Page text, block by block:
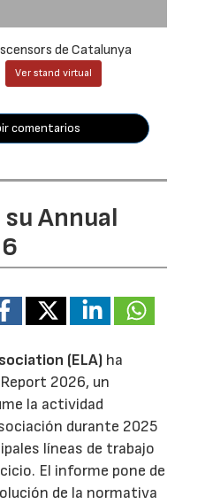
de Catalunya
Ver stand virtual
comentarios
Annual
(ELA) ha
2026, un
la actividad
durante 2025
líneas de trabajo
El informe pone de
de la normativa